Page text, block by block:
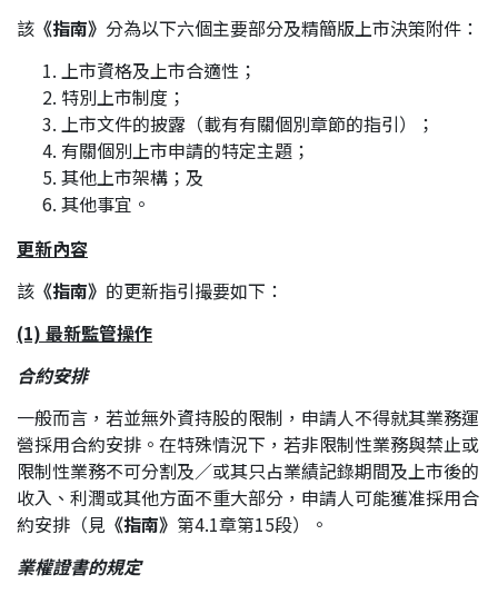
社區投入
最新消息
該 《指南》 分為以下六個主要部分及精簡版上市決策附件：
上市資格及上市合適性；
特別上市制度；
上市文件的披露（載有有關個別章節的指引）；
有關個別上市申請的特定主題；
其他上市架構；及
其他事宜。
更新內容
該 《指南》 的更新指引撮要如下：
(1) 最新監管操作
合約安排
一般而言，若並無外資持股的限制，申請人不得就其業務運
營採用合約安排。在特殊情況下，若非限制性業務與禁止或
限制性業務不可分割及／或其只占業績記錄期間及上市後的
收入、利潤或其他方面不重大部分，申請人可能獲准採用合
約安排（見 《指南》 第4.1章第15段）。
業權證書的規定